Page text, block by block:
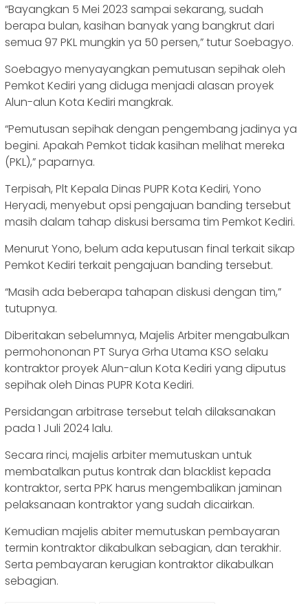
“Bayangkan 5 Mei 2023 sampai sekarang, sudah
berapa bulan, kasihan banyak yang bangkrut dari
semua 97 PKL mungkin ya 50 persen,” tutur Soebagyo.
Soebagyo menyayangkan pemutusan sepihak oleh
Pemkot Kediri yang diduga menjadi alasan proyek
Alun-alun Kota Kediri mangkrak.
“Pemutusan sepihak dengan pengembang jadinya ya
begini. Apakah Pemkot tidak kasihan melihat mereka
(PKL),” paparnya.
Terpisah, Plt Kepala Dinas PUPR Kota Kediri, Yono
Heryadi, menyebut opsi pengajuan banding tersebut
masih dalam tahap diskusi bersama tim Pemkot Kediri.
Menurut Yono, belum ada keputusan final terkait sikap
Pemkot Kediri terkait pengajuan banding tersebut.
“Masih ada beberapa tahapan diskusi dengan tim,”
tutupnya.
Diberitakan sebelumnya, Majelis Arbiter mengabulkan
permohononan PT Surya Grha Utama KSO selaku
kontraktor proyek Alun-alun Kota Kediri yang diputus
sepihak oleh Dinas PUPR Kota Kediri.
Persidangan arbitrase tersebut telah dilaksanakan
pada 1 Juli 2024 lalu.
Secara rinci, majelis arbiter memutuskan untuk
membatalkan putus kontrak dan blacklist kepada
kontraktor, serta PPK harus mengembalikan jaminan
pelaksanaan kontraktor yang sudah dicairkan.
Kemudian majelis abiter memutuskan pembayaran
termin kontraktor dikabulkan sebagian, dan terakhir.
Serta pembayaran kerugian kontraktor dikabulkan
sebagian.